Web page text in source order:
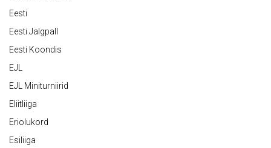
Eesti
Eesti Jalgpall
Eesti Koondis
EJL
EJL Miniturniirid
Eliitliiga
Eriolukord
Esiliiga